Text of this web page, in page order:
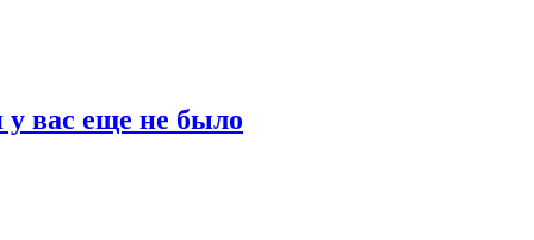
у вас еще не было